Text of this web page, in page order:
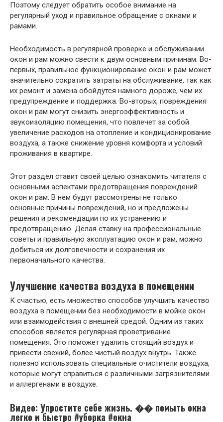
Поэтому следует обратить особое внимание на
регулярный уход и правильное обращение с окнами и
рамами.
Необходимость в регулярной проверке и обслуживании
окон и рам можно свести к двум основным причинам. Во-
первых, правильное функционирование окон и рам может
значительно сократить затраты на обслуживание, так как
их ремонт и замена обойдутся намного дороже, чем их
предупреждение и поддержка. Во-вторых, повреждения
окон и рам могут снизить энергоэффективность и
звукоизоляцию помещения, что повлечет за собой
увеличение расходов на отопление и кондиционирование
воздуха, а также снижение уровня комфорта и условий
проживания в квартире.
Этот раздел ставит своей целью ознакомить читателя с
основными аспектами предотвращения повреждений
окон и рам. В нем будут рассмотрены не только
основные причины повреждений, но и предложены
решения и рекомендации по их устранению и
предотвращению. Делая ставку на профессиональные
советы и правильную эксплуатацию окон и рам, можно
добиться их долговечности и сохранения их
первоначального качества.
Улучшение качества воздуха в помещении
К счастью, есть множество способов улучшить качество
воздуха в помещении без необходимости в мойке окон
или взаимодействия с внешней средой. Одним из таких
способов является регулярная проветривание
помещения. Это поможет удалить стоящий воздух и
привести свежий, более чистый воздух внутрь. Также
полезно использовать специальные очистители воздуха,
которые могут справиться с различными загрязнителями
и аллергенами в воздухе.
Видео: Упростите себе жизнь. �� помыть окна
легко и быстро #уборка #окна